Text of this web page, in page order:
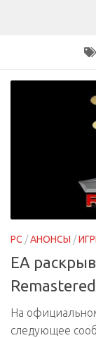
PC /АНОНСЫ /
EA
Remastered
На
следующее